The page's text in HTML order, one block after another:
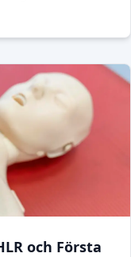
och Första